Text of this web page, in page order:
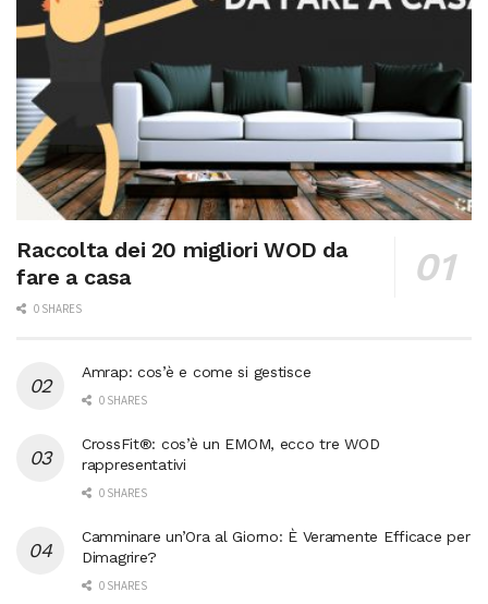
Raccolta dei 20 migliori WOD da
fare a casa
0 SHARES
Amrap: cos’è e come si gestisce
0 SHARES
CrossFit®: cos’è un EMOM, ecco tre WOD
rappresentativi
0 SHARES
Camminare un’Ora al Giorno: È Veramente Efficace per
Dimagrire?
0 SHARES